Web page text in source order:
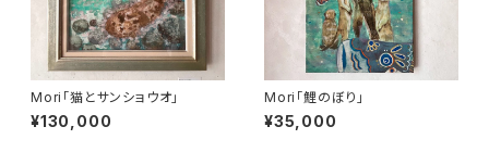
Mori「猫とサンショウオ」
¥130,000
Mori「鯉のぼり」
¥35,000